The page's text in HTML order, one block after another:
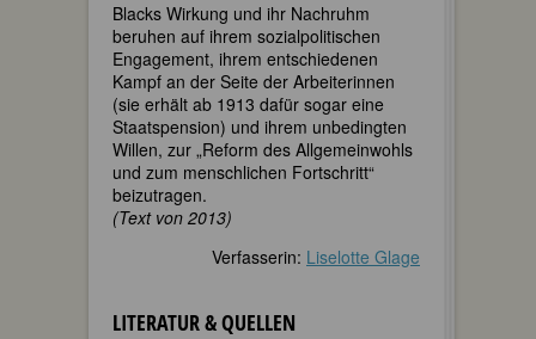
Blacks Wirkung und ihr Nachruhm
beruhen auf ihrem sozialpolitischen
Engagement, ihrem entschiedenen
Kampf an der Seite der Arbeiterinnen
(sie erhält ab 1913 dafür sogar eine
Staatspension) und ihrem unbedingten
Willen, zur „Reform des Allgemeinwohls
und zum menschlichen Fortschritt“
beizutragen.
(Text von 2013)
Verfasserin: Liselotte Glage
LITERATUR & QUELLEN